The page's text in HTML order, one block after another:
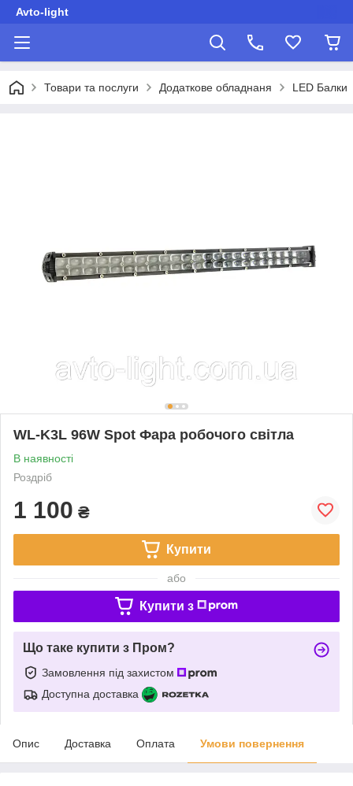
Avto-light
Товари та послуги Додаткове обладнаня LED Балки
WL-K3L 96W Spot Фара робочого світла
В наявності
Роздріб
1 100 ₴
Купити
або
Купити з
Що таке купити з Пром?
Замовлення під захистом
Доступна доставка
Опис Доставка Оплата Умови повернення